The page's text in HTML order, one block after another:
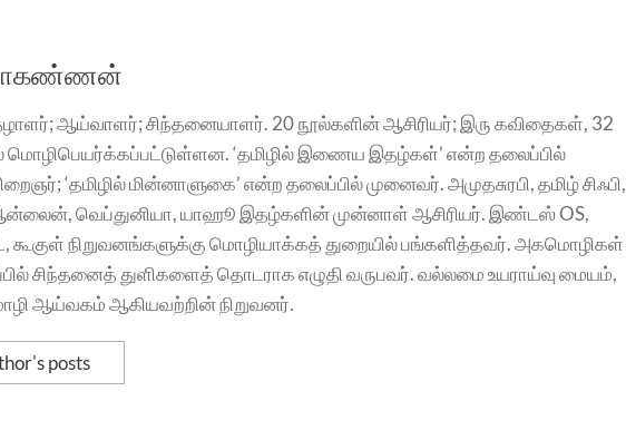
ஆய்வாளர்; சிந்தனையாளர். 20 நூல்களின் ஆசிரியர்; இரு கவிதைகள், 32
மொழிபெயர்க்கப்பட்டுள்ளன. ‘தமிழில் இணைய இதழ்கள்’ என்ற தலைப்பில்
‘தமிழில் மின்னாளுகை’ என்ற தலைப்பில் முனைவர். அமுதசுரபி, தமிழ் சிஃபி,
வெப்துனியா, யாஹூ இதழ்களின் முன்னாள் ஆசிரியர். இண்டஸ் OS,
கூகுள் நிறுவனங்களுக்கு மொழியாக்கத் துறையில் பங்களித்தவர். அகமொழிகள்
சிந்தனைத் துளிகளைத் தொடராக எழுதி வருபவர். வல்லமை உயராய்வு மையம்,
ஆய்வகம் ஆகியவற்றின் நிறுவனர்.
posts